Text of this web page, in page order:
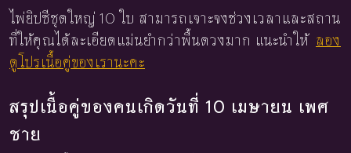
ไพ่ยิปซีชุดใหญ่ 10 ใบ สามารถเจาะจงช่วงเวลาและสถาน
ที่ให้คุณได้ละเอียดแม่นยำกว่าพื้นดวงมาก แนะนำให้ ลอง
ดูโปรเนื้อคู่ของเรานะคะ
สรุปเนื้อคู่ของคนเกิดวันที่ 10 เมษายน เพศ
ชาย